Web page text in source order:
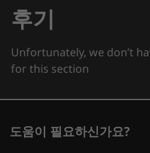
Up to NVIDIA® GeForce
GDDR6 (175W), 2040MHz
Up to 32GB overclocked
1-Ethernet (RJ45)
What specs do you want to
프로세서 운영 체제
현재 보고 있는
Legion Pro 7
(16", Gen 8)
후기
Unfortunately, we don’t
for this section
도움이 필요하신가요?